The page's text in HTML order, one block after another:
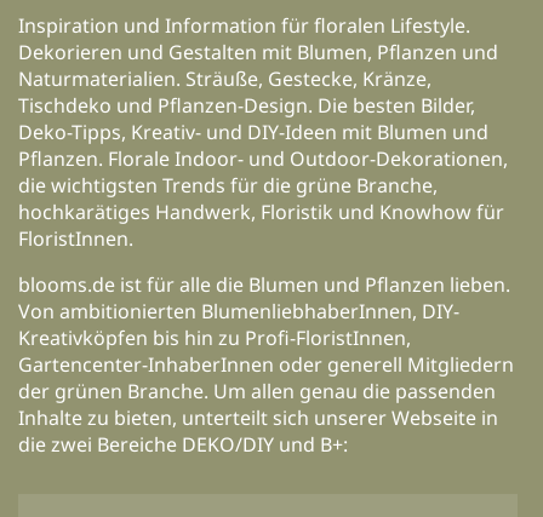
Inspiration und Information für floralen Lifestyle.
Dekorieren und Gestalten mit Blumen, Pflanzen und
Naturmaterialien. Sträuße, Gestecke, Kränze,
Tischdeko und Pflanzen-Design. Die besten Bilder,
Deko-Tipps, Kreativ- und DIY-Ideen mit Blumen und
Pflanzen. Florale Indoor- und Outdoor-Dekorationen,
die wichtigsten Trends für die grüne Branche,
hochkarätiges Handwerk, Floristik und Knowhow für
FloristInnen.
blooms.de ist für alle die Blumen und Pflanzen lieben.
Von ambitionierten BlumenliebhaberInnen, DIY-
Kreativköpfen bis hin zu Profi-FloristInnen,
Gartencenter-InhaberInnen oder generell Mitgliedern
der grünen Branche. Um allen genau die passenden
Inhalte zu bieten, unterteilt sich unserer Webseite in
die zwei Bereiche DEKO/DIY und B+: